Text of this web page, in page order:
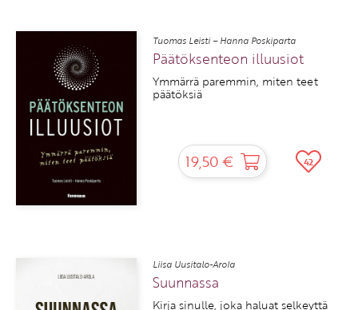
Tuomas Leisti – Hanna Poskiparta
Päätöksenteon illuusiot
Ymmärrä paremmin, miten teet
päätöksiä
19,50 € 42
Liisa Uusitalo-Arola
Suunnassa
Kirja sinulle, joka haluat selkeyttä